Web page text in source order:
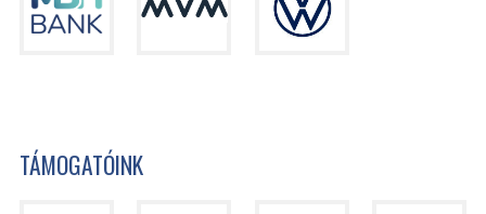
TÁMOGATÓINK